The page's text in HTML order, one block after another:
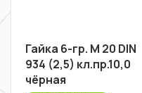
Гайка 6-гр. М 20 DIN
934 (2,5) кл.пр.10,0
чёрная